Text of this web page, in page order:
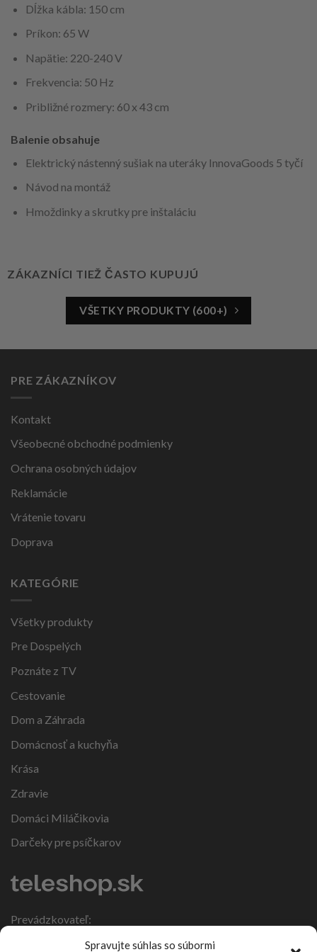
Spravujte súhlas so súbormi
Dĺžka kábla: 150 cm
Príkon: 65 W
Napätie: 220-240 V
Frekvencia: 50 Hz
Približné rozmery: 60 x 43 cm
Balenie obsahuje
Elektrický nástenný sušiak na uteráky InnovaGoods 5 tyčí
Návod na montáž
Hmoždinky a skrutky pre inštaláciu
ZÁKAZNÍCI TIEŽ ČASTO KUPUJÚ
VŠETKY PRODUKTY (600+)
PRE ZÁKAZNÍKOV
Kontakt
Všeobecné obchodné podmienky
Ochrana osobných údajov
Reklamácie
Vrátenie tovaru
Doprava
KATEGÓRIE
Všetky produkty
Pre Dospelých
Poznáte z TV
Cestovanie
Dom a Záhrada
Domácnosť a kuchyňa
Krása
Zdravie
Domáci Miláčikovia
Darčeky pre psíčkarov
Prevádzkovateľ: